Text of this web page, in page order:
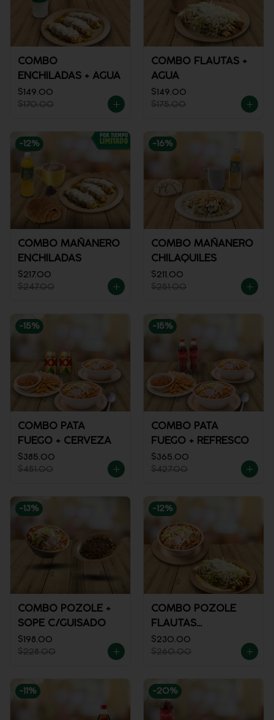
COMBO
ENCHILADAS + AGUA
$149.00
$170.00
COMBO FLAUTAS +
AGUA
$149.00
$175.00
-12%
COMBO MAÑANERO
ENCHILADAS
$217.00
$247.00
-16%
COMBO MAÑANERO
CHILAQUILES
$211.00
$251.00
-15%
COMBO PATA
FUEGO + CERVEZA
$385.00
$451.00
-15%
COMBO PATA
FUEGO + REFRESCO
$365.00
$427.00
-13%
COMBO POZOLE +
SOPE C/GUISADO
$198.00
$228.00
-12%
COMBO POZOLE
FLAUTAS
AHOGADAS
$230.00
$260.00
-11 % -20%